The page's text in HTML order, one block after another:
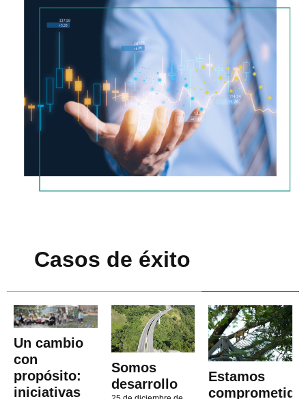
Casos de éxito
Un cambio
con
propósito:
iniciativas
Somos
desarrollo
Estamos